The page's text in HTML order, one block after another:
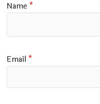
Name *
Email *